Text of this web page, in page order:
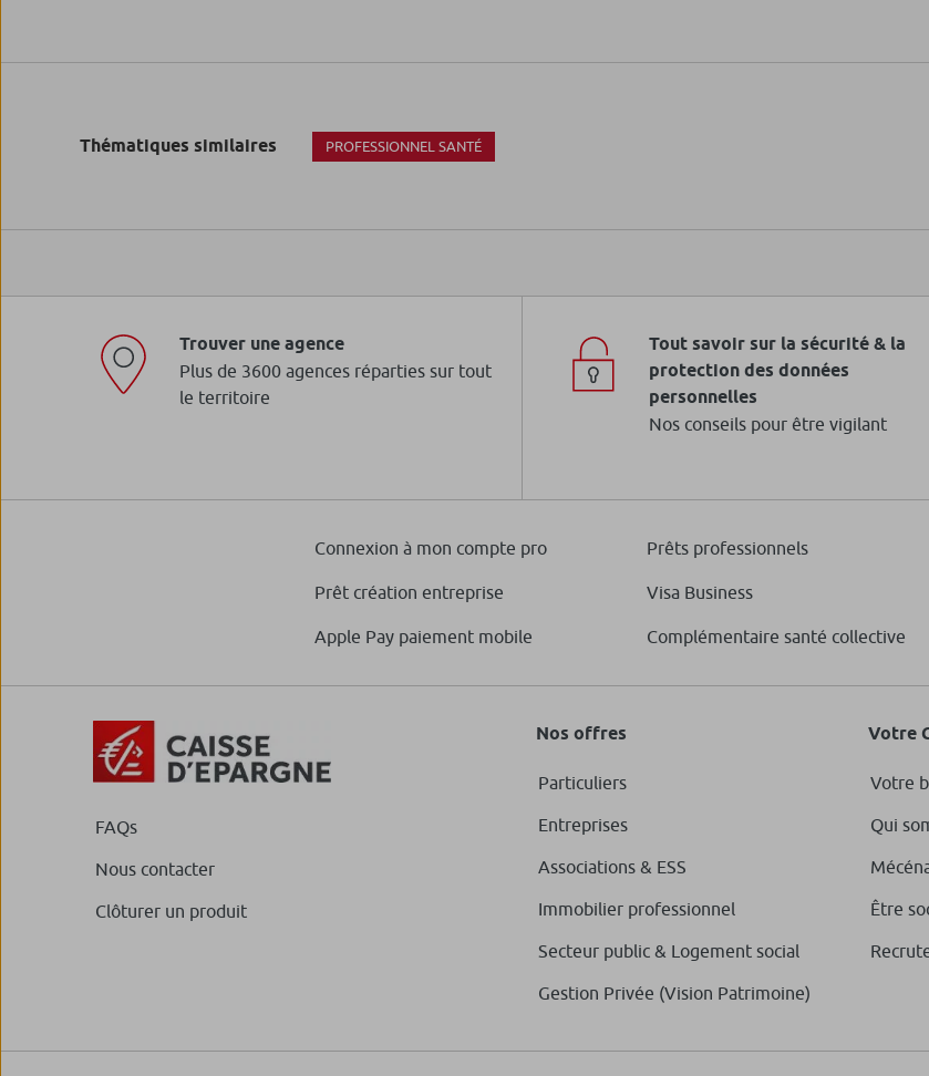
Thématiques similaires PROFESSIONNEL SANTÉ
Trouver une agence
Plus de 3600 agences réparties sur tout
le territoire
Tout savoir sur la sécurité & la
protection des données
personnelles
Nos conseils pour être vigilant
Connexion à mon compte pro Prêts professionnels
Prêt création entreprise Visa Business
Apple Pay paiement mobile Complémentaire santé collective
FAQs
Nous contacter
Clôturer un produit
Nos offres
Particuliers
Entreprises
Associations & ESS
Immobilier professionnel
Secteur public & Logement social
Gestion Privée (Vision Patrimoine)
Votre
Votre
Qui
Être